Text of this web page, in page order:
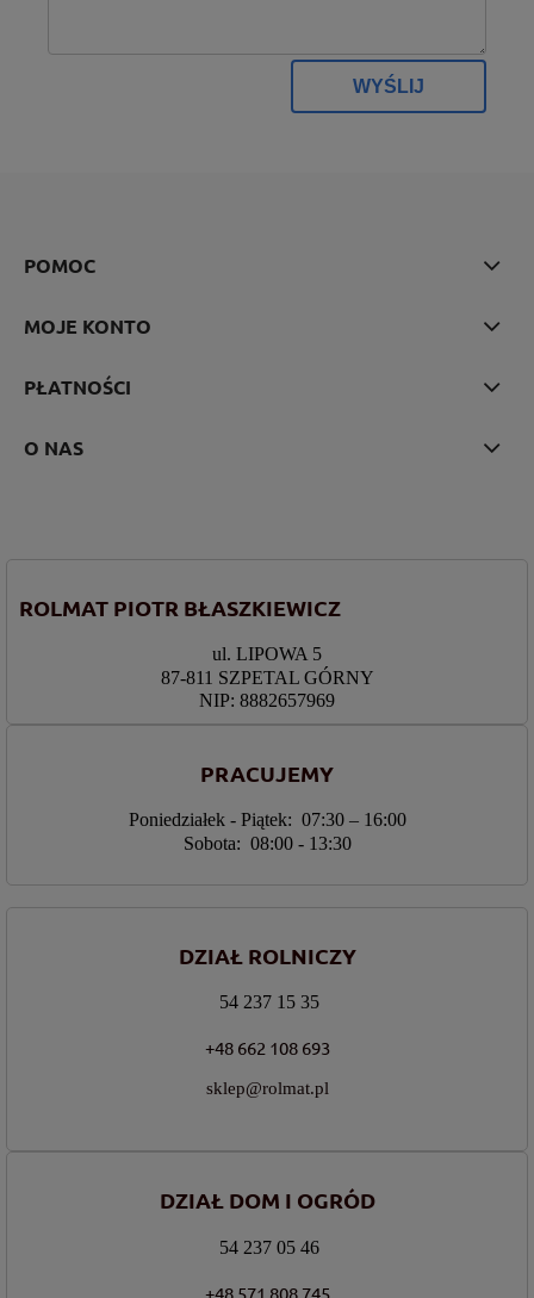
WYŚLIJ
POMOC
MOJE KONTO
PŁATNOŚCI
O NAS
ROLMAT PIOTR BŁASZKIEWICZ
ul. LIPOWA 5
87-811 SZPETAL GÓRNY
NIP: 8882657969
PRACUJEMY
Poniedziałek - Piątek: 07:30 – 16:00
Sobota: 08:00 - 13:30
DZIAŁ ROLNICZY
54 237 15 35
+48 662 108 693
sklep@rolmat.pl
DZIAŁ DOM I OGRÓD
54 237 05 46
+48 571 808 745